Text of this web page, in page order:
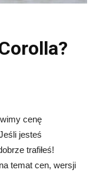
cenę
jesteś
trafiłeś!
temat cen, wersji